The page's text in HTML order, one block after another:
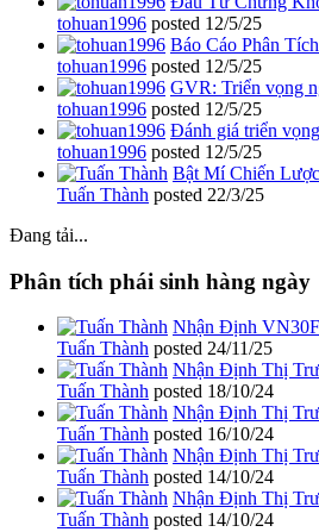
tohuan1996 posted 12/5/25
Báo Cáo Phân
tohuan1996 posted 12/5/25
GVR: Triển vọng
tohuan1996 posted 12/5/25
Đánh giá triển
tohuan1996 posted 12/5/25
Bật Mí Chiến
Tuấn Thành posted 22/3/25
Đang tải...
Phân tích phái sinh hàng ngày
Nhận Định
Tuấn Thành posted 24/11/25
Nhận Định Thị
Tuấn Thành posted 18/10/24
Nhận Định Thị
Tuấn Thành posted 16/10/24
Nhận Định Thị
Tuấn Thành posted 14/10/24
Nhận Định Thị
Tuấn Thành posted 14/10/24